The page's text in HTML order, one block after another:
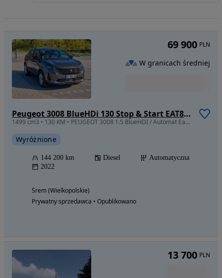
Peugeot 3008 BlueHDi 130 Stop & Start EAT8 Active Business-Paket
1499 cm3 • 130 KM • PEUGEOT 3008 1.5 BlueHDI / Automat Eat8 / Ledy
Wyróżnione
144 200 km Diesel
Automatyczna
2022
Śrem (Wielkopolskie)
Prywatny sprzedawca • Opublikowano
69 900 PLN
W granicach średniej
13 700 PLN